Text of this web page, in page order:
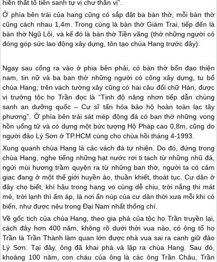
hiền thất tổ tiên sanh tự vị chư thần vị”.
Ở phía bên trái của hang cũng có sắp đặt ba bàn thờ, mỗi bàn thờ
cũng cách nhau 1,4m. Trong cùng là bàn thờ Giám Trai, tiếp đến là
bàn thờ Ngũ Lôi, và kế đó là bàn thờ Tiền vãng (thờ những người có
đóng góp sức lao động xây dựng, tôn tạo chùa Hang trước đây).
Ngay sau cổng ra vào ở phia bên phải, có bàn thờ bổn đạo thiện
nam, tin nữ và ba ban thờ những người có công xây dựng, tu bổ
chùa Hang; trên vách tường xây cũng có hai câu đối chữ Hán, được
vị trưởng tộc họ Trần đọc là “Tịnh độ năng nhơn tiếp dẫn chúng
sanh an dưỡng quốc – Cư sĩ tấn hỏa bảo hộ hoàn toàn lạc tây
phương”. Ở phía bên trái sát mép động đá có ban thờ những vong
hồn uổng tử và có dựng một bức tượng Hộ Pháp cao 0,8m, cũng do
ngườiđảo Lý Sơn ở TP.HCM cúng cho chùa hồi tháng 4-1993.
Xung quanh chùa Hang là các vách đá tự nhiên. Do đó, đứng trong
chùa Hang, nghe tiếng những hạt nước rơi ti tach từ những nhũ đá,
ngửi mùi hương trầm quyện ra từ những ban thờ, người ta có cảm
giac đang ở một thế giới huyền ảo, thuần khiết, thoát tục. Cư dân ở
đây cho biết, khí hậu trong hang vo cùng dễ chịu, trời nắng thi mát
mẻ, trời lạnh thì ấm áp, là nơi ẩn núp của cư dân thời xưa mỗi khi có
biến, như được nêu trong Đại Nam nhất thống chí.
Về gốc tich của chùa Hang, theo gia phả của tộc họ Trần truyền lại,
cách đây hơn 400 năm, không rõ dưới thời vua nào, có ông tổ họ
Trần là Trần Thành làm quan lớn được nhà vua sai ra canh giữ đảo
Lý Sơn . Tại đây, ông đã khai phá và lập ra chùa Hang. Sau đó,
khoảng 100 năm, con cháu của ông là các ông Trần Châu, Trần